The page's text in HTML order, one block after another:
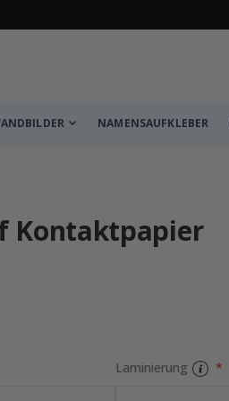
NAMENSAUFKLEBER
Kontaktpapier
Laminierung